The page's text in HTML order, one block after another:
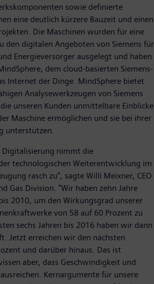
sowie definierte
eine deutlich kürzere Bauzeit und einen
Die Maschinen wurden für eine
den digitalen Angeboten von Siemens für
Energieversorger ausgelegt und haben
dem cloud-basierten Siemens-
Internet der Dinge. MindSphere bietet
Analysewerkzeugen von Siemens
unseren Kunden unmittelbare Einblicke
Maschine ermöglichen und sie bei ihrer
unterstützen.
Digitalisierung nimmt die
technologischen Weiterentwicklung im
rasch zu", sagte Willi Meixner, CEO
Gas Division. "Wir haben zehn Jahre
2010, um den Wirkungsgrad unserer
von 58 auf 60 Prozent zu
sechs Jahren bis 2016 haben wir dann
Jetzt erreichen wir den nächsten
und darüber hinaus. Das ist
aber, dass Geschwindigkeit und
Kernargumente für unsere